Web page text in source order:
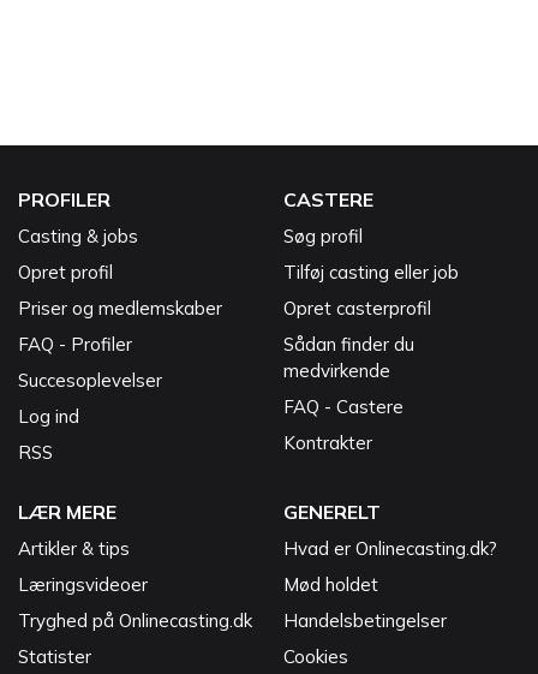
PROFILER
Casting & jobs
Opret profil
Priser og medlemskaber
FAQ - Profiler
Succesoplevelser
Log ind
RSS
CASTERE
Søg profil
Tilføj casting eller job
Opret casterprofil
Sådan finder du
medvirkende
FAQ - Castere
Kontrakter
LÆR MERE
Artikler & tips
Læringsvideoer
Tryghed på Onlinecasting.dk
Statister
GENERELT
Hvad er Onlinecasting.dk?
Mød holdet
Handelsbetingelser
Cookies